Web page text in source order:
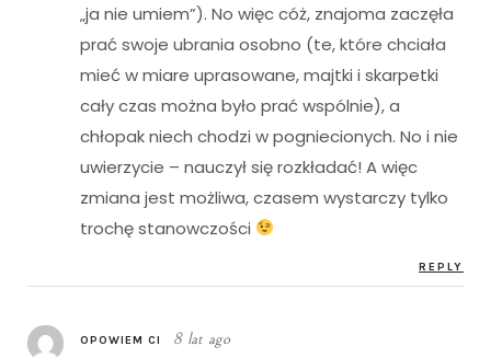
„ja nie umiem”). No więc cóż, znajoma zaczęła
prać swoje ubrania osobno (te, które chciała
mieć w miare uprasowane, majtki i skarpetki
cały czas można było prać wspólnie), a
chłopak niech chodzi w pogniecionych. No i nie
uwierzycie – nauczył się rozkładać! A więc
zmiana jest możliwa, czasem wystarczy tylko
trochę stanowczości
REPLY
OPOWIEM CI 8 lat ago